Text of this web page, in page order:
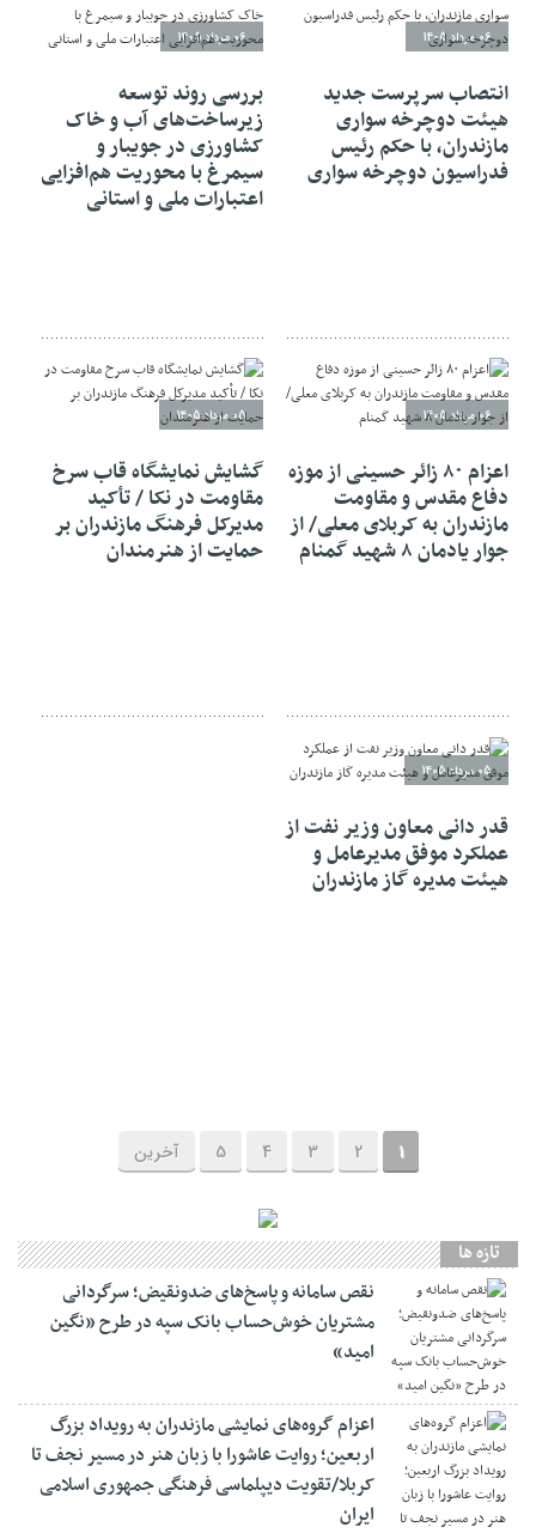
06 مرداد 1405
انتصاب سرپرست جدید
هیئت دوچرخه سواری
مازندران، با حکم رئیس
فدراسیون دوچرخه سواری
06 مرداد 1405
بررسی روند توسعه
زیرساخت‌های آب و خاک
کشاورزی در جویبار و
سیمرغ با محوریت هم‌افزایی
اعتبارات ملی و استانی
06 مرداد 1405
اعزام ۸۰ زائر حسینی از موزه
دفاع مقدس و مقاومت
مازندران به کربلای معلی/ از
جوار یادمان ۸ شهید گمنام
05 مرداد 1405
گشایش نمایشگاه قاب سرخ
مقاومت در نکا / تأکید
مدیرکل فرهنگ مازندران بر
حمایت از هنرمندان
05 مرداد 1405
قدر دانی معاون وزیر نفت از
عملکرد موفق مدیرعامل و
هیئت مدیره گاز مازندران
1
2
3
4
5 آخرین
تازه ها
نقص سامانه و پاسخ‌های ضدونقیض؛ سرگردانی
مشتریان خوش‌حساب بانک سپه در طرح «نگین
امید»
اعزام گروه‌های نمایشی مازندران به رویداد بزرگ
اربعین؛ روایت عاشورا با زبان هنر در مسیر نجف تا
کربلا/تقویت دیپلماسی فرهنگی جمهوری اسلامی
ایران